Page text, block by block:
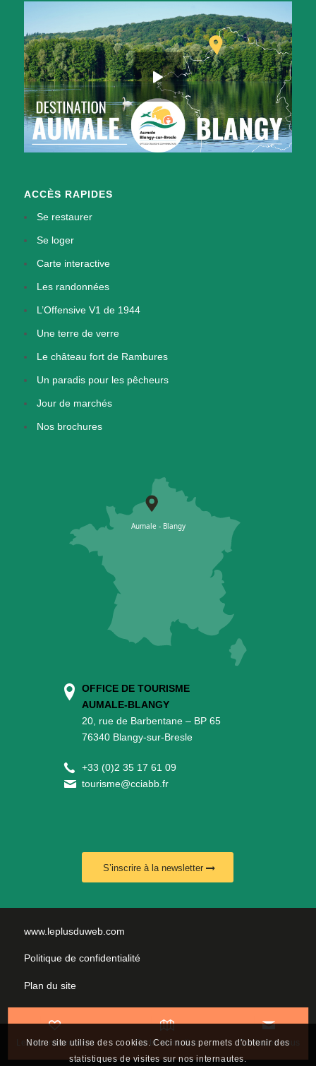
Les incontournables Carte interactive Contactez-nous
ACCÈS RAPIDES
Se restaurer
Se loger
Carte interactive
Les randonnées
L’Offensive V1 de 1944
Une terre de verre
Le château fort de Rambures
Un paradis pour les pêcheurs
Jour de marchés
Nos brochures
OFFICE DE TOURISME
AUMALE-BLANGY
20, rue de Barbentane – BP 65
76340 Blangy-sur-Bresle
+33 (0)2 35 17 61 09
tourisme@cciabb.fr
S’inscrire à la newsletter
www.leplusduweb.com
Politique de confidentialité
Plan du site
Nous contacter
Notre site utilise des cookies. Ceci nous permets d'obtenir des
statistiques de visites sur nos internautes.